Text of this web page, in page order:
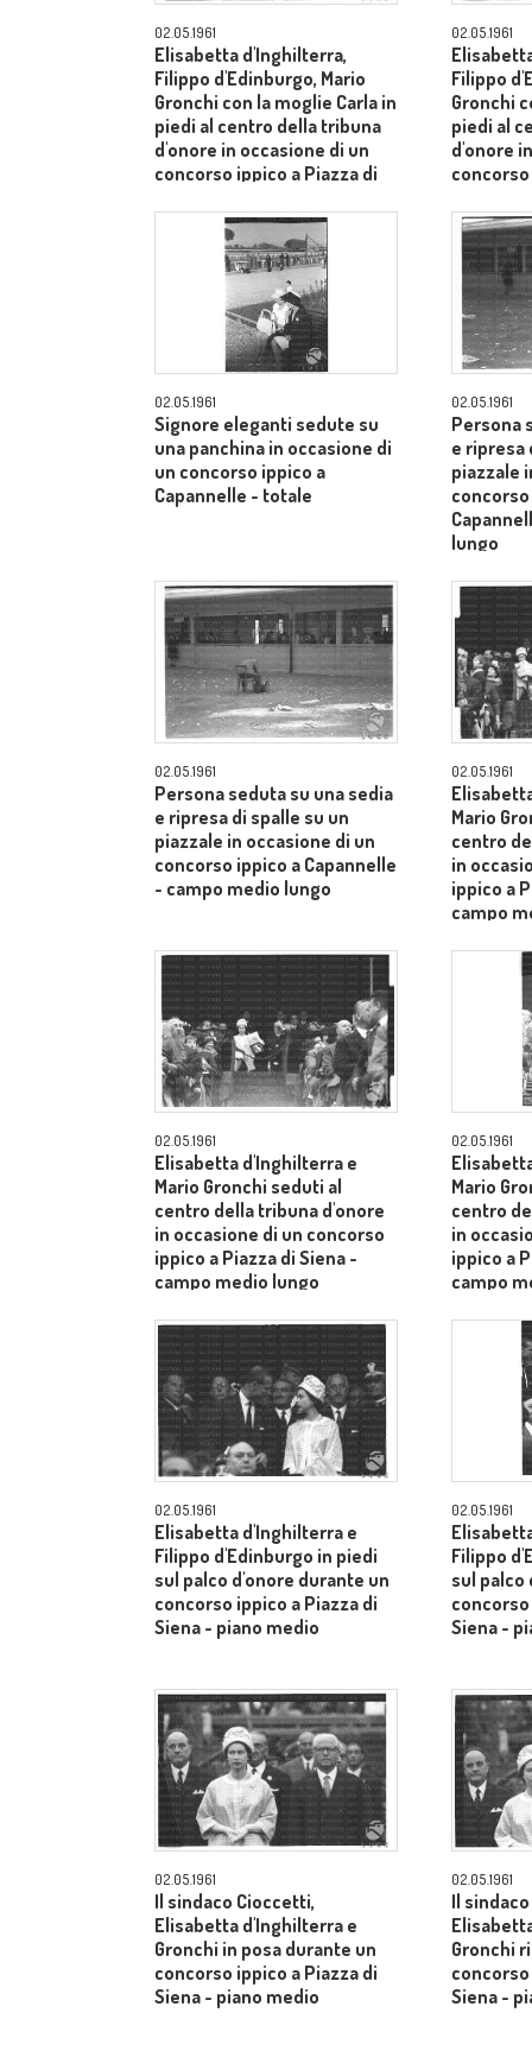
02.05.1961
Elisabetta d'Inghilterra,
Filippo d'Edinburgo, Mario
Gronchi con la moglie Carla in
piedi al centro della tribuna
d'onore in occasione di un
concorso ippico a Piazza di
02.05.1961
Filippo
Gronchi
piedi al
d'onore
02.05.1961
Signore eleganti sedute su
una panchina in occasione di
un concorso ippico a
Capannelle - totale
02.05.1961
Persona
e ripresa
piazzale
concorso
lungo
02.05.1961
Persona seduta su una sedia
e ripresa di spalle su un
piazzale in occasione di un
concorso ippico a Capannelle
- campo medio lungo
02.05.1961
Mario
centro
in
ippico a
campo
02.05.1961
Elisabetta d'Inghilterra e
Mario Gronchi seduti al
centro della tribuna d'onore
in occasione di un concorso
ippico a Piazza di Siena -
campo medio lungo
02.05.1961
Mario
centro
in
ippico a
campo
02.05.1961
Elisabetta d'Inghilterra e
Filippo d'Edinburgo in piedi
sul palco d'onore durante un
concorso ippico a Piazza di
Siena - piano medio
02.05.1961
Filippo
sul palco
Siena -
02.05.1961
Il sindaco Cioccetti,
Elisabetta d'Inghilterra e
Gronchi in posa durante un
concorso ippico a Piazza di
Siena - piano medio
02.05.1961
Il
Gronchi
Siena -